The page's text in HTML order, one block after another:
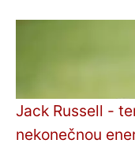
Jack Russell -
nekonečnou